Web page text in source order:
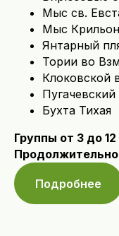
Мыс св.
Мыс Крильон
Янтарный
Тории во
Клоковской
Пугачевский
Бухта Тихая
Группы от 3 до
Подробнее